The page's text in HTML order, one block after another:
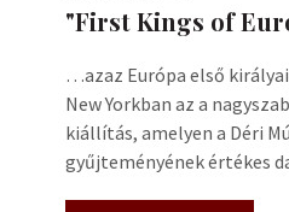
"First Kings of
…azaz Európa első
New Yorkban az a
kiállítás, amelyen a Déri
gyűjteményének értékes